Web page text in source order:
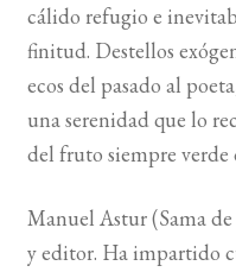
cálido refugio e
finitud. Destellos
ecos del pasado al
una serenidad que lo
del fruto siempre verde
Manuel Astur (Sama
y editor. Ha impartido